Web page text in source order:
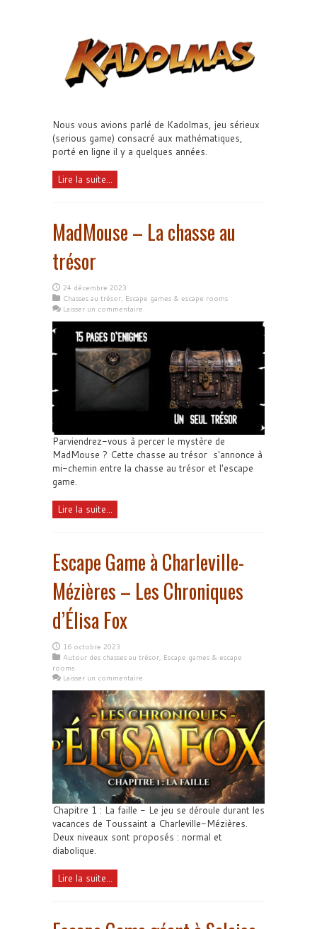
Nous vous avions parlé de Kadolmas, jeu sérieux
(serious game) consacré aux mathématiques,
porté en ligne il y a quelques années.
Lire la suite...
MadMouse – La chasse au
trésor
24 décembre 2023
Chasses au trésor, Escape games & escape rooms
Laisser un commentaire
Parviendrez-vous à percer le mystère de
MadMouse ? Cette chasse au trésor s'annonce à
mi-chemin entre la chasse au trésor et l'escape
game.
Lire la suite...
Escape Game à Charleville-
Mézières – Les Chroniques
d’Élisa Fox
16 octobre 2023
Autour des chasses au trésor, Escape games & escape
rooms
Laisser un commentaire
Chapitre 1 : La faille - Le jeu se déroule durant les
vacances de Toussaint a Charleville-Mézières.
Deux niveaux sont proposés : normal et
diabolique.
Lire la suite...